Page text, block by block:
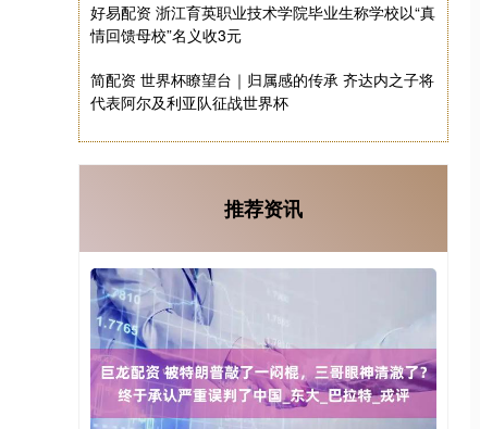
好易配资 浙江育英职业技术学院毕业生称学校以“真
情回馈母校”名义收3元
简配资 世界杯瞭望台｜归属感的传承 齐达内之子将
代表阿尔及利亚队征战世界杯
推荐资讯